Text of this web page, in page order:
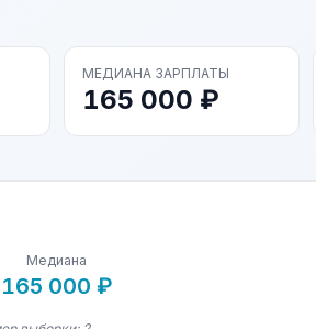
МЕДИАНА ЗАРПЛАТЫ
165 000 ₽
Медиана
165 000 ₽